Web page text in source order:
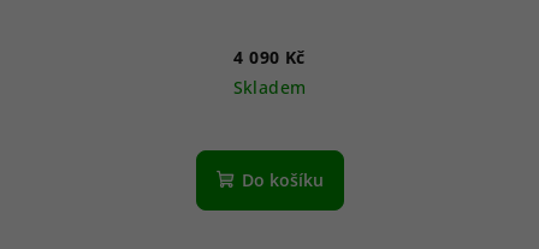
4 090 Kč
Skladem
Do košíku